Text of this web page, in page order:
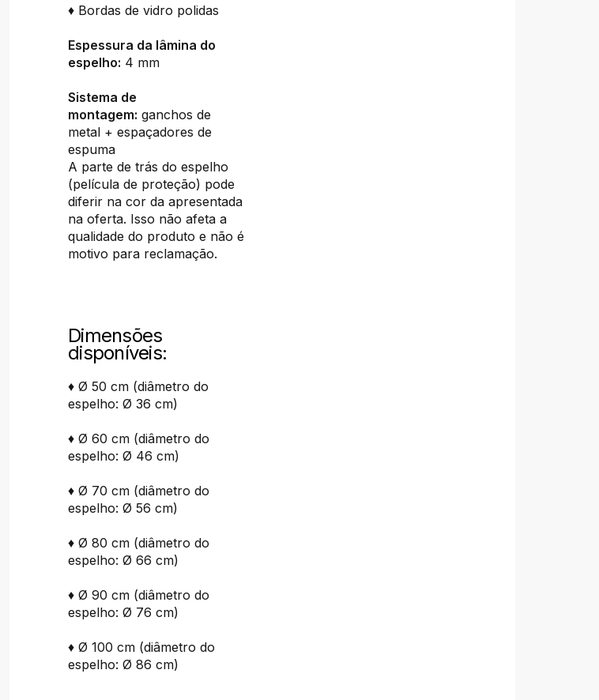
♦ Bordas de vidro polidas
Espessura da lâmina do
espelho: 4 mm
Sistema de
montagem: ganchos de
metal + espaçadores de
espuma
A parte de trás do espelho
(película de proteção) pode
diferir na cor da apresentada
na oferta. Isso não afeta a
qualidade do produto e não é
motivo para reclamação.
Dimensões
disponíveis:
♦ Ø 50 cm (diâmetro do
espelho: Ø 36 cm)
♦ Ø 60 cm (diâmetro do
espelho: Ø 46 cm)
♦ Ø 70 cm (diâmetro do
espelho: Ø 56 cm)
♦ Ø 80 cm (diâmetro do
espelho: Ø 66 cm)
♦ Ø 90 cm (diâmetro do
espelho: Ø 76 cm)
♦ Ø 100 cm (diâmetro do
espelho: Ø 86 cm)